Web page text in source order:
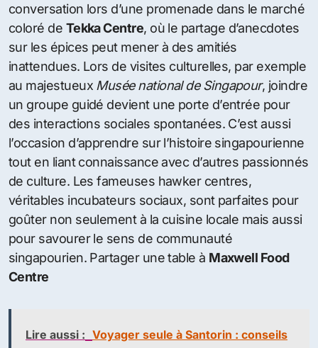
conversation lors d’une promenade dans le marché
coloré de Tekka Centre, où le partage d’anecdotes
sur les épices peut mener à des amitiés
inattendues. Lors de visites culturelles, par exemple
au majestueux Musée national de Singapour, joindre
un groupe guidé devient une porte d’entrée pour
des interactions sociales spontanées. C’est aussi
l’occasion d’apprendre sur l’histoire singapourienne
tout en liant connaissance avec d’autres passionnés
de culture. Les fameuses hawker centres,
véritables incubateurs sociaux, sont parfaites pour
goûter non seulement à la cuisine locale mais aussi
pour savourer le sens de communauté
singapourien. Partager une table à Maxwell Food
Centre
Lire aussi : Voyager seule à Santorin : conseils